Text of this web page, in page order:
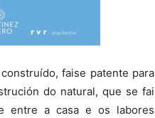
faise patente para
do natural, que se fai
entre a casa e os labores